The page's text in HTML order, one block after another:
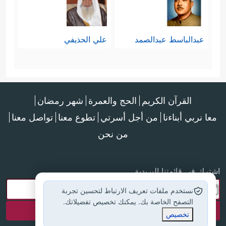
التفصيليَّة:
﴿ذي القربى﴾
6- التعامل الحسن مع كل الناس.
عبدالباسط عبدالصمد علي الحذيفي
القرآن الكريم الحج والعمرة شهر رمضان
معا نربي أبناءنا من أجل أسرتي تطوع معنا تواصل معنا
من نحن
اشترك في قائمتنا البريدية
نستخدم ملفات تعريف الارتباط لتحسين تجربة
التصفح الخاصة بك. يمكنك تخصيص تفضيلاتك.
تخصيص